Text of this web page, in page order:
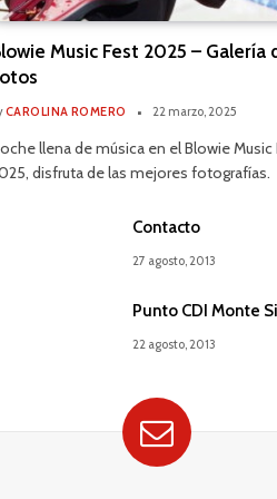
Music Fest 2025 – Galería
CAROLINA ROMERO 22 marzo, 2025
llena de música en el Blowie Music
disfruta de las mejores fotografías.
Contacto
27 agosto, 2013
Punto CDI Monte
22 agosto, 2013